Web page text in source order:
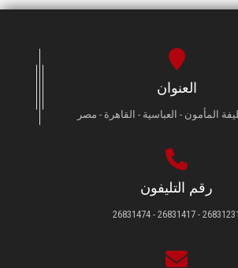
العنوان
المأمون - العباسية - القاهرة - مصر
رقم التليفون
26831231 - 26831417 - 26831474